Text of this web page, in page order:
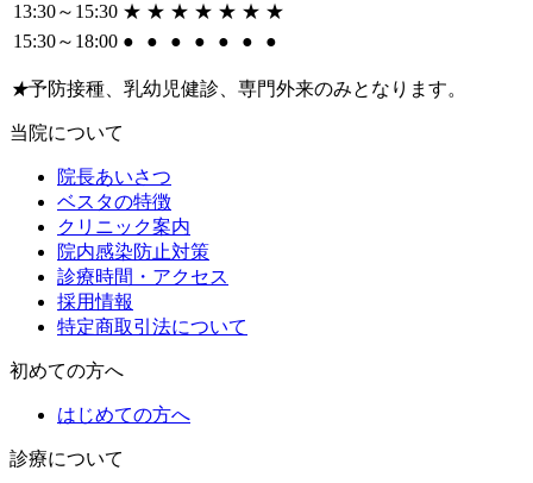
13:30～15:30 ★ ★ ★ ★ ★ ★ ★
15:30～18:00 ● ● ● ● ● ● ●
★予防接種、乳幼児健診、専門外来のみとなります。
当院について
院長あいさつ
ベスタの特徴
クリニック案内
院内感染防止対策
診療時間・アクセス
採用情報
特定商取引法について
初めての方へ
はじめての方へ
診療について